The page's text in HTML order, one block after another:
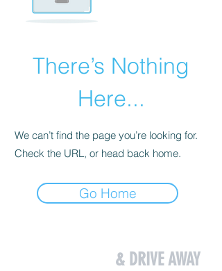
There’s Nothing
Here...
We can’t find the page you’re looking for.
Check the URL, or head back home.
Go Home
& DRIVE AWAY